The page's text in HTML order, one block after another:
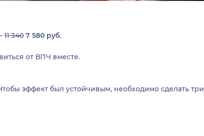
11 340 7 580 руб.
от ВПЧ вместе.
эффект был устойчивым, необходимо сделать три